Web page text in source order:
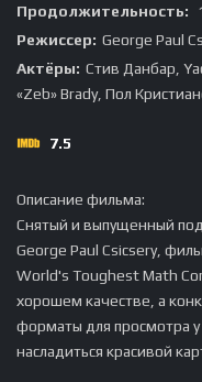
Продолжительность:
Режиссер: George Paul
Актёры: Стив Данбар,
«Zeb» Brady, Пол
7.5
Описание фильма:
Снятый и выпущенный
George Paul Csicsery,
World's Toughest Math
хорошем качестве, а
форматы для просмотра
насладиться красивой